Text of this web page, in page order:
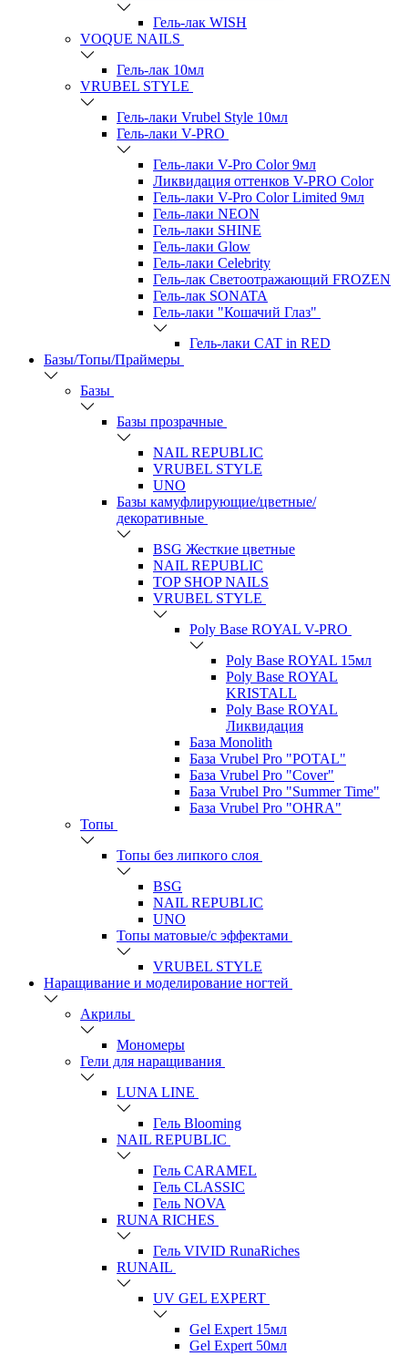
Гель-лак WISH
VOQUE NAILS
Гель-лак 10мл
VRUBEL STYLE
Гель-лаки Vrubel Style 10мл
Гель-лаки V-PRO
Гель-лаки V-Pro Color 9мл
Ликвидация оттенков V-PRO Color
Гель-лаки V-Pro Color Limited 9мл
Гель-лаки NEON
Гель-лаки SHINE
Гель-лаки Glow
Гель-лаки Celebrity
Гель-лак Светоотражающий FROZEN
Гель-лак SONATA
Гель-лаки "Кошачий Глаз"
Гель-лаки CAT in RED
Базы/Топы/Праймеры
Базы
Базы прозрачные
NAIL REPUBLIC
VRUBEL STYLE
UNO
Базы камуфлирующие/цветные/
декоративные
BSG Жесткие цветные
NAIL REPUBLIC
TOP SHOP NAILS
VRUBEL STYLE
Poly Base ROYAL V-PRO
Poly Base ROYAL 15мл
Poly Base ROYAL
KRISTALL
Poly Base ROYAL
Ликвидация
База Monolith
База Vrubel Pro "POTAL"
База Vrubel Pro "Сover"
База Vrubel Pro "Summer Time"
База Vrubel Pro "OHRA"
Топы
Топы без липкого слоя
BSG
NAIL REPUBLIC
UNO
Топы матовые/с эффектами
VRUBEL STYLE
Наращивание и моделирование ногтей
Акрилы
Мономеры
Гели для наращивания
LUNA LINE
Гель Blooming
NAIL REPUBLIC
Гель CARAMEL
Гель CLASSIC
Гель NOVA
RUNA RICHES
Гель VIVID RunaRiches
RUNAIL
UV GEL EXPERT
Gel Expert 15мл
Gel Expert 50мл